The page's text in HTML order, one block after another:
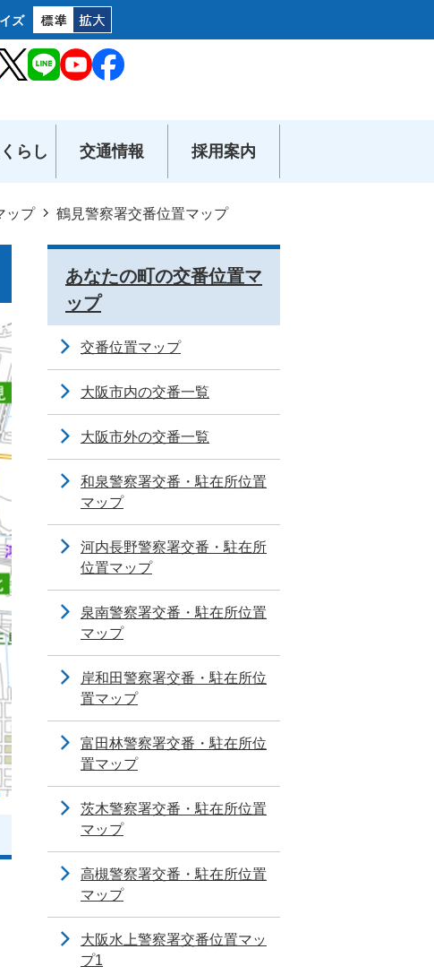
ズ
らし 交通情報 採用案内
ップ 鶴見警察署交番位置マップ
あなたの町の交番位置マ
ップ
交番位置マップ
大阪市内の交番一覧
大阪市外の交番一覧
和泉警察署交番・駐在所位置
マップ
河内長野警察署交番・駐在所
位置マップ
泉南警察署交番・駐在所位置
マップ
岸和田警察署交番・駐在所位
置マップ
富田林警察署交番・駐在所位
置マップ
茨木警察署交番・駐在所位置
マップ
高槻警察署交番・駐在所位置
マップ
大阪水上警察署交番位置マッ
プ1